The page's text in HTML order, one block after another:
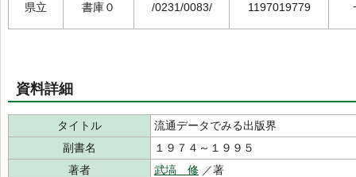
県立 書庫０ /0231/0083/ 1197019779
資料詳細
タイトル
流通データでみる出版界
副書名
１９７４～１９９５
著者
武塙 修 ／著